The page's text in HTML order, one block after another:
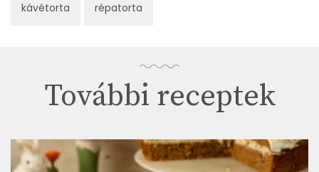
kávétorta répatorta
További receptek